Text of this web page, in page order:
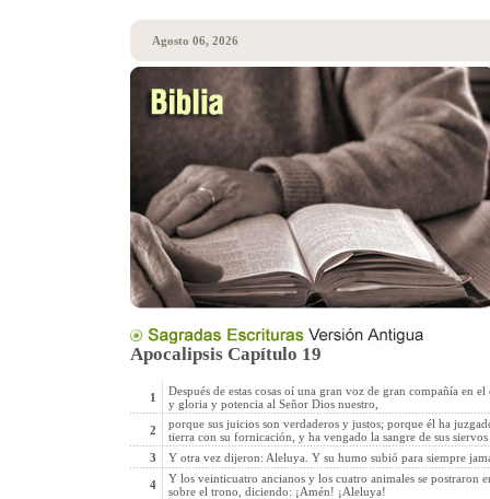
Agosto 06, 2026
Apocalipsis Capítulo 19
1
Después de estas cosas oí una gran voz de gran compañía en
y gloria y potencia al Señor Dios nuestro,
2
porque sus juicios son verdaderos y justos; porque él ha
tierra con su fornicación, y ha vengado la sangre de sus
3
Y otra vez dijeron: Aleluya. Y su humo subió para siempre
4
Y los veinticuatro ancianos y los cuatro animales se postraron
sobre el trono, diciendo: ¡Amén! ¡Aleluya!